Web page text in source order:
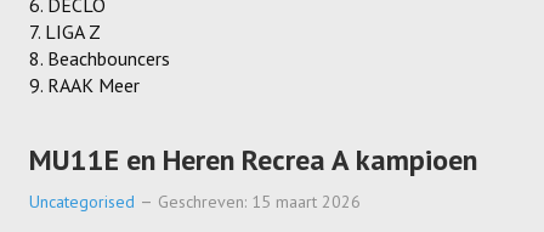
KALENDER
CONTACT
GESCHIEDENIS
SPONSORS
6. DECLO
7. LIGA Z
8. Beachbouncers
9. RAAK Meer
MU11E en Heren Recrea A kampioen
Uncategorised Geschreven: 15 maart 2026